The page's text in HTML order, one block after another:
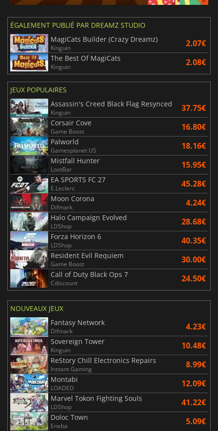
ÉGALEMENT PUBLIÉ PAR DREAMZ STUDIO
MagiCats Builder (Crazy Dreamz)
Kinguin 2.07€
The Best Of MagiCats
Kinguin 2.08€
JEUX POPULAIRES
Assassin's Creed Black Flag Resynced
Kinguin 37.75€
Corsair Cove
Game Boost 16.80€
Palworld
Gamesplanet US 18.16€
Mistfall Hunter
LootBar 15.95€
EA SPORTS FC 27
E.Leclerc 45.28€
Moon Corona
Difmark 4.24€
Halo Campaign Evolved
LDShop 28.68€
Forza Horizon 6
LDShop 40.35€
Resident Evil Requiem
Game Boost 30.00€
Call of Duty Black Ops 7
Cdiscount 24.50€
NOUVEAUX JEUX
Fantasy Network
Difmark 4.23€
Sovereign Tower
Kinguin 10.48€
ReStory Chill Electronics Repairs
Instant Gaming 8.99€
Montabi
LOADED 12.09€
Marvel Tokon Fighting Souls
LDShop 41.22€
Doloc Town
Eneba 5.09€